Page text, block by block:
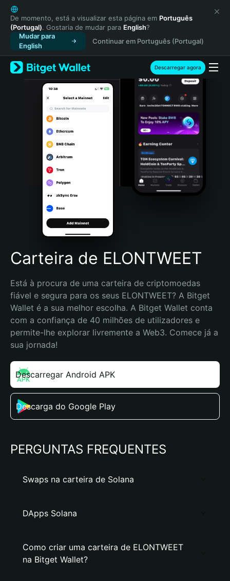
English
日本語
Tiếng Việt
Русский
Español (Latinoamérica)
Türkçe
Italiano
Português (Portugal)
Bahasa Indonesia
Português (Brasil)
Español (Argentina)
De momento, está a visualizar esta página em Português
(Portugal). Gostaria de mudar para English?
Mudar para
English
Continuar em Português (Portugal)
Descarregar agora
Carteira de ELONTWEET
Está à procura de uma carteira de criptomoedas
fiável e segura para os seus ELONTWEET? A Bitget
Wallet é a sua melhor escolha. A Bitget Wallet conta
com a confiança de 40 milhões de utilizadores e
permite-lhe explorar livremente a Web3. Comece já a
sua jornada!
Descarregar Android APK
Descarga do Google Play
PERGUNTAS FREQUENTES
Swaps na carteira de Solana
DApps Solana
Como criar uma carteira de ELONTWEET
na Bitget Wallet?